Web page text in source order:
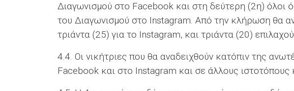
Διαγωνισμού στο Facebook και στη δεύτερη (2η)
του Διαγωνισμού στο Instagram. Από την κλήρωση θα
τριάντα (25) για το Instagram, και τριάντα (20)
4.4. Οι νικήτριες που θα αναδειχθούν κατόπιν της
Facebook και στο Instagram και σε άλλους ιστοτόπους